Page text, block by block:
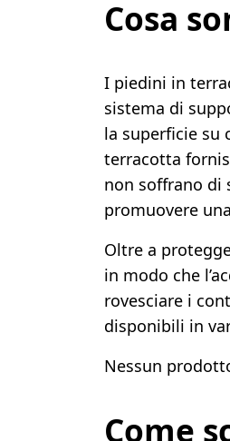
Cosa
I piedini in
sistema di
la superficie su
terracotta
non soffrano di
promuovere
Oltre a
in modo che
rovesciare i
disponibili in
Nessun
Come